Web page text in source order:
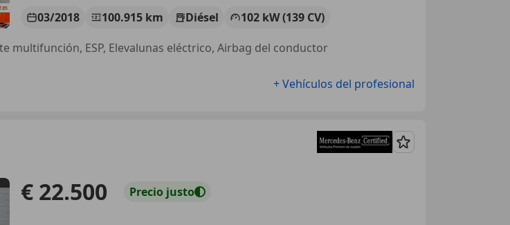
03/2018 100.915 km Diésel
102 kW (139 CV)
multifunción, ESP, Elevalunas eléctrico, Airbag del conductor
+ Vehículos del profesional
Guardar
€ 22.500 Precio justo